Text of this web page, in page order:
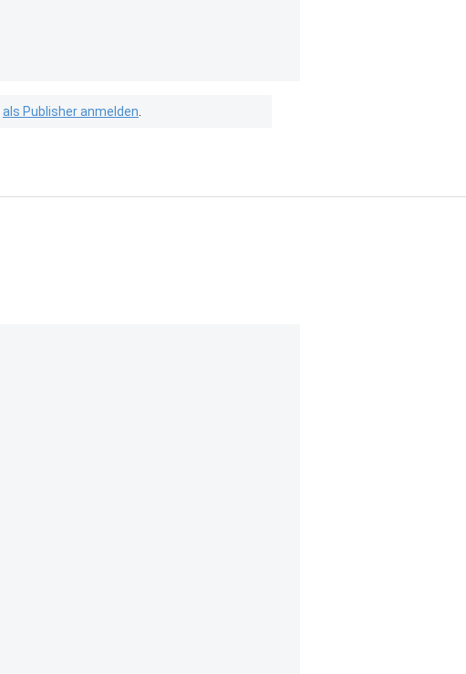
als Publisher anmelden